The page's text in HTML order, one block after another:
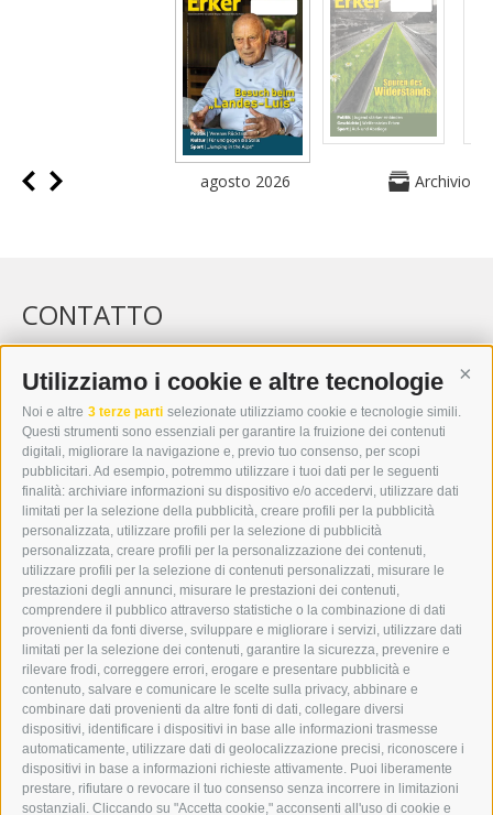
Utilizziamo i cookie e altre tecnologie
Noi e altre 3 terze parti selezionate utilizziamo cookie e tecnologie simili.
Questi strumenti sono essenziali per garantire la fruizione dei contenuti
digitali, migliorare la navigazione e, previo tuo consenso, per scopi
pubblicitari. Ad esempio, potremmo utilizzare i tuoi dati per le seguenti
finalità: archiviare informazioni su dispositivo e/o accedervi, utilizzare dati
limitati per la selezione della pubblicità, creare profili per la pubblicità
personalizzata, utilizzare profili per la selezione di pubblicità
personalizzata, creare profili per la personalizzazione dei contenuti,
utilizzare profili per la selezione di contenuti personalizzati, misurare le
prestazioni degli annunci, misurare le prestazioni dei contenuti,
comprendere il pubblico attraverso statistiche o la combinazione di dati
provenienti da fonti diverse, sviluppare e migliorare i servizi, utilizzare dati
limitati per la selezione dei contenuti, garantire la sicurezza, prevenire e
rilevare frodi, correggere errori, erogare e presentare pubblicità e
contenuto, salvare e comunicare le scelte sulla privacy, abbinare e
combinare dati provenienti da altre fonti di dati, collegare diversi
dispositivi, identificare i dispositivi in base alle informazioni trasmesse
automaticamente, utilizzare dati di geolocalizzazione precisi, riconoscere i
dispositivi in base a informazioni richieste attivamente. Puoi liberamente
prestare, rifiutare o revocare il tuo consenso senza incorrere in limitazioni
sostanziali. Cliccando su "Accetta cookie," acconsenti all'uso di cookie e
agosto 2026 Archivio
CONTATTO
WIPP-MEDIA GMBH
DER ERKER
I-39049 VIPITENO
TEL.: +39 0472 766876
GRAFIK@DERERKER.IT
INFO@DERERKER.IT
BARBARA.FONTANA@DERERKER.IT
ERKER
PUBBLICITÀ NELL’ERKER
PUBBLICITÀ ONLINE
ADDEBITO DIRETTO SEPA
REGOLAMENTO COMMENTI
ONLINE VOTING
SERVICE
EVENTI